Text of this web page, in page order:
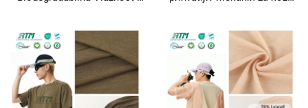
100%Pomak 1X1 rebra
tkanina za proljeće ljeto
Ženske modne majice i
prsluke
Miješana tkanina od džempa
Za majice donje rublje